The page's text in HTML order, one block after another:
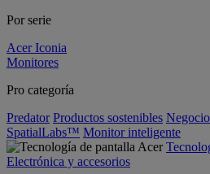
Por serie
Acer Iconia
Monitores
Pro categoría
Predator Productos sostenibles
SpatialLabs™ Monitor inteligente
Electrónica y accesorios